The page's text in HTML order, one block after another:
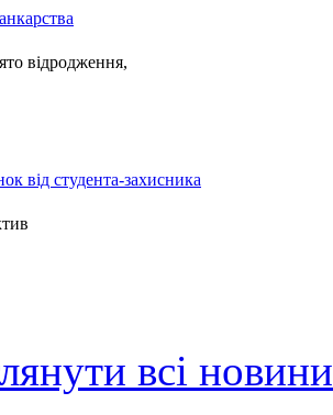
відродження,
від студента-захисника
всі новини